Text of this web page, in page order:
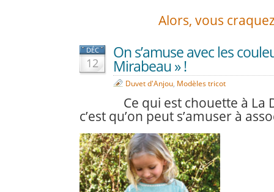
Alors, vous craquez
DÉC
12
On s’amuse avec les
Mirabeau » !
Duvet d'Anjou, Modèles tricot
Ce qui est chouette à La
c’est qu’on peut s’amuser à